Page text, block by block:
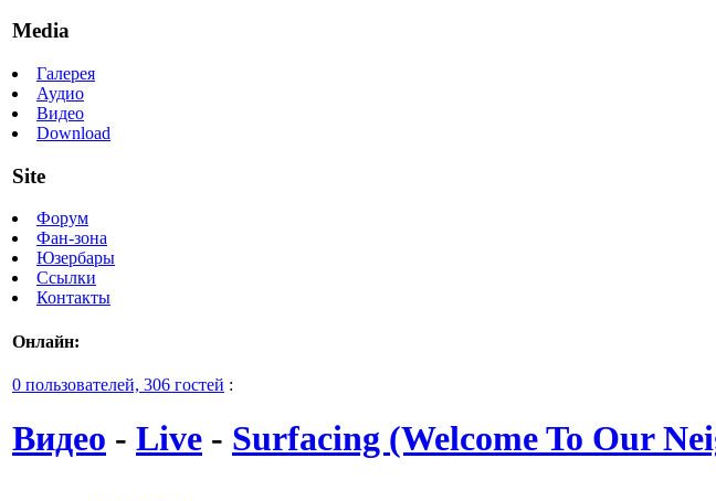
Media
Галерея
Аудио
Видео
Download
Site
Форум
Фан-зона
Юзербары
Ссылки
Контакты
Онлайн:
0 пользователей, 306 гостей :
Видео - Live - Surfacing (Welcome To Our